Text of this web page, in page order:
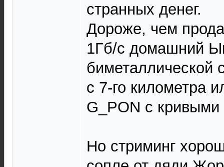
странных денег.
Дороже, чем
1Гб/с домашний
с 7-го километра
G_PON с
Но стриминг